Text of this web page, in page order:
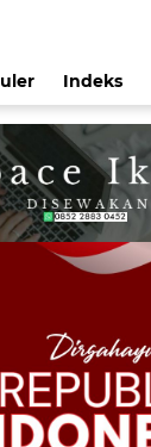
Indeks